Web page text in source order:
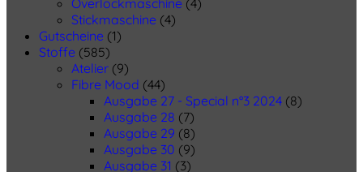
Overlockmaschine (4)
Stickmaschine (4)
Gutscheine (1)
Stoffe (585)
Atelier (9)
Fibre Mood (44)
Ausgabe 27 - Special n°3 2024 (8)
Ausgabe 28 (7)
Ausgabe 29 (8)
Ausgabe 30 (9)
Ausgabe 31 (3)